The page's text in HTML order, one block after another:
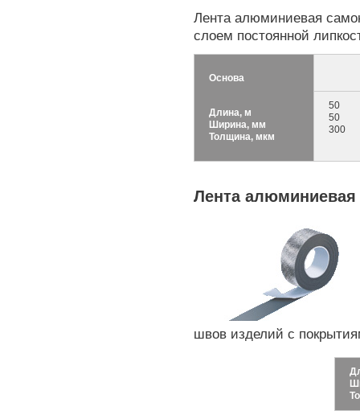
Лента алюминиевая
слоем постоянной
Основа
Длина, м
Ширина, мм
Толщина, мкм
50
50
300
Лента алюминиевая
швов изделий с